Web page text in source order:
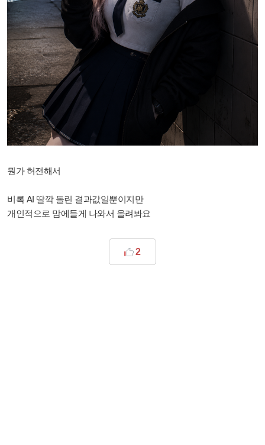
뭔가 허전해서
비록 AI 딸깍 돌린 결과값일뿐이지만
개인적으로 맘에들게 나와서 올려봐요
2